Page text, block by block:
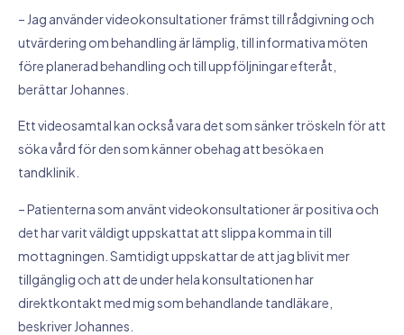
– Jag använder videokonsultationer främst till rådgivning och
utvärdering om behandling är lämplig, till informativa möten
före planerad behandling och till uppföljningar efteråt,
berättar Johannes.
Ett videosamtal kan också vara det som sänker tröskeln för att
söka vård för den som känner obehag att besöka en
tandklinik.
– Patienterna som använt videokonsultationer är positiva och
det har varit väldigt uppskattat att slippa komma in till
mottagningen. Samtidigt uppskattar de att jag blivit mer
tillgänglig och att de under hela konsultationen har
direktkontakt med mig som behandlande tandläkare,
beskriver Johannes.